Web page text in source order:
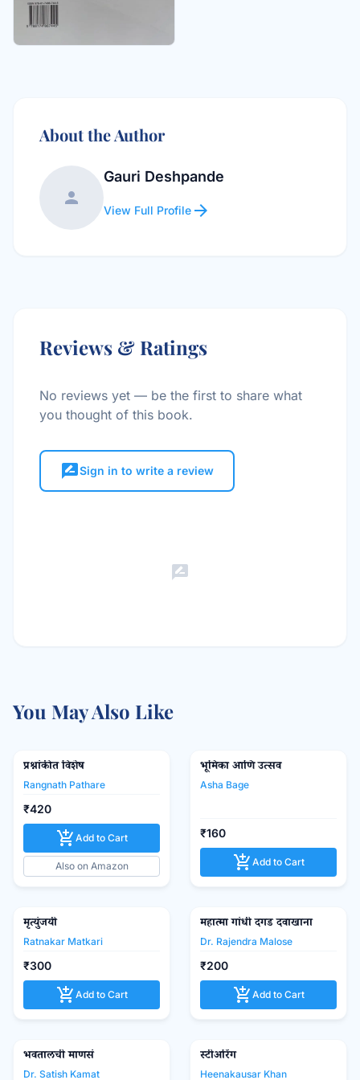
About the Author
person
Gauri Deshpande
View Full Profile arrow_forward
Reviews & Ratings
No reviews yet — be the first to share what
you thought of this book.
rate_reviewSign in to write a review
rate_review
You May Also Like
प्रश्नांकीत विशेष
Rangnath Pathare
₹420
add_shopping_cart Add to Cart
Also on Amazon
Mouj Prakashan Gruh
भूमिका आणि उत्सव
Asha Bage
₹160
add_shopping_cart Add to Cart
मृत्युंजयी
Ratnakar Matkari
₹300
add_shopping_cart Add to Cart
महात्मा गांधी दगड दवाखाना
Dr. Rajendra Malose
₹200
add_shopping_cart Add to Cart
भवतालची माणसं
Dr. Satish Kamat
स्टीअरिंग
Heenakausar Khan